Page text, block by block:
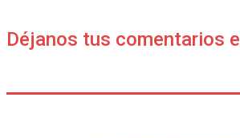
Déjanos tus comentarios